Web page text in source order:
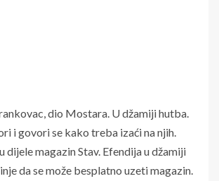
dio Mostara. U džamiji hutba.
i govori se kako treba izaći na njih.
dijele magazin Stav. Efendija u džamiji
da se može besplatno uzeti magazin.